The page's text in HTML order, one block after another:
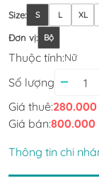
Size: S L XL
Đơn vị: Bộ
Thuộc tính:Nữ
Số lượng
Giá thuê:280.000
Giá bán:800.000
Thông tin chi